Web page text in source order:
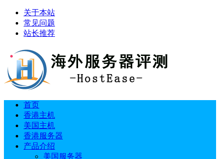
关于本站
常见问题
站长推荐
首页
香港主机
美国主机
香港服务器
产品介绍
美国服务器